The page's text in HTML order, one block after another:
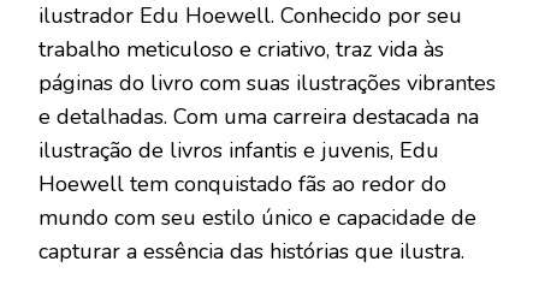
ilustrador Edu Hoewell. Conhecido por seu
trabalho meticuloso e criativo, traz vida às
páginas do livro com suas ilustrações vibrantes
e detalhadas. Com uma carreira destacada na
ilustração de livros infantis e juvenis, Edu
Hoewell tem conquistado fãs ao redor do
mundo com seu estilo único e capacidade de
capturar a essência das histórias que ilustra.